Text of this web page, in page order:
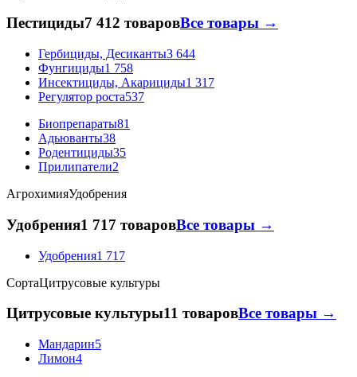
Пестициды7 412 товаровВсе товары →
Гербициды, Десиканты3 644
Фунгициды1 758
Инсектициды, Акарициды1 317
Регулятор роста537
Биопрепараты81
Адьюванты38
Родентициды35
Прилипатели2
АгрохимияУдобрения
Удобрения1 717 товаровВсе товары →
Удобрения1 717
СортаЦитрусовые культуры
Цитрусовые культуры11 товаровВсе товары →
Мандарин5
Лимон4